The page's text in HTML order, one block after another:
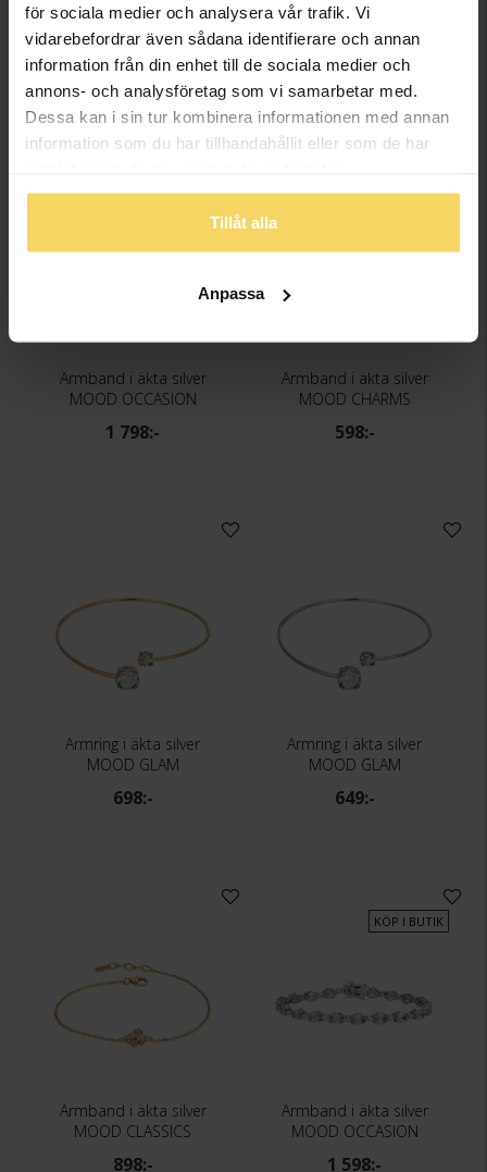
för sociala medier och analysera vår trafik. Vi
vidarebefordrar även sådana identifierare och annan
information från din enhet till de sociala medier och
annons- och analysföretag som vi samarbetar med.
Dessa kan i sin tur kombinera informationen med annan
information som du har tillhandahållit eller som de har
Tillåt alla
Anpassa
Armband i äkta silver
MOOD OCCASION
598:-
Armband i äkta silver
MOOD OCCASION
549:-
Armband i äkta silver
MOOD OCCASION
1 798:-
Armband i äkta silver
MOOD CHARMS
598:-
Armring i äkta silver
MOOD GLAM
698:-
Armring i äkta silver
MOOD GLAM
649:-
Armband i äkta silver
MOOD CLASSICS
898:-
KÖP I BUTIK
Armband i äkta silver
MOOD OCCASION
1 598:-